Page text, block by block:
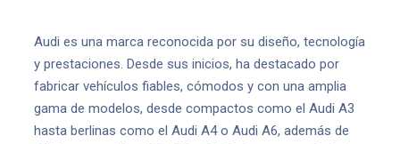
Audi es una marca reconocida por su diseño, tecnología
y prestaciones. Desde sus inicios, ha destacado por
fabricar vehículos fiables, cómodos y con una amplia
gama de modelos, desde compactos como el Audi A3
hasta berlinas como el Audi A4 o Audi A6, además de